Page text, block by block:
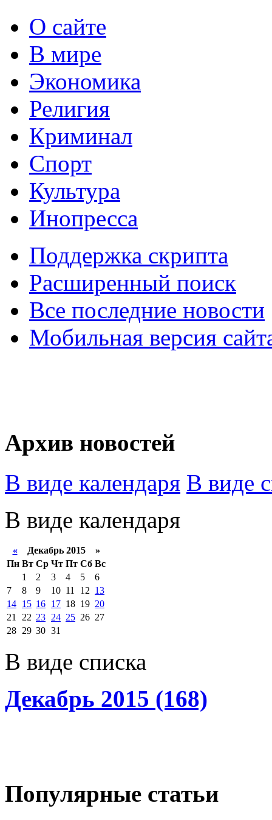
О сайте
В мире
Экономика
Религия
Криминал
Спорт
Культура
Инопресса
Поддержка скрипта
Расширенный поиск
Все последние новости
Мобильная версия
Архив новостей
В виде календаря В виде
В виде календаря
«Декабрь 2015 »
Пн Вт Ср Чт Пт Сб Вс
1
2 3 4 5
6
7
8 9 10 11 12 13
14 15 16 17 18 19 20
21
22 23 24 25 26 27
28 29 30 31
В виде списка
Декабрь 2015 (168)
Популярные статьи